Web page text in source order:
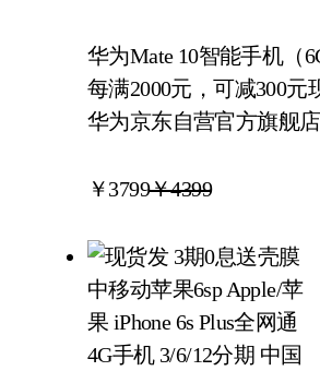
华为Mate 10智能手机（
每满2000元，可减300元
华为京东自营官方旗舰店
￥3799￥4399